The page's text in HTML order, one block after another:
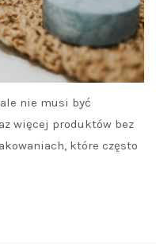
nie musi być
więcej produktów bez
które często